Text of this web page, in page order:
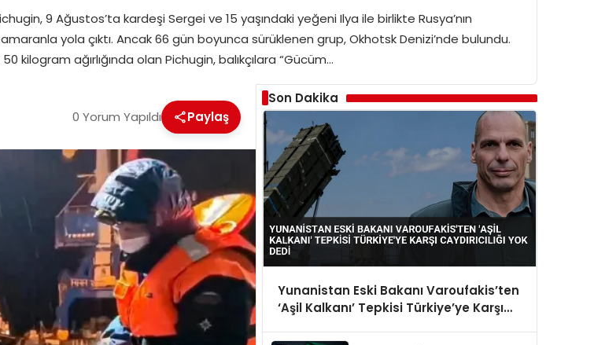
9 Ağustos’ta kardeşi Sergei ve 15 yaşındaki yeğeni Ilya ile birlikte Rusya’nın
yola çıktı. Ancak 66 gün boyunca sürüklenen grup, Okhotsk Denizi’nde bulundu.
kilogram ağırlığında olan Pichugin, balıkçılara “Gücüm…
0 Yorum Yapıldı Paylaş
Son Dakika
Yunanistan Eski Bakanı Varoufakis’ten
‘Aşil Kalkanı’ Tepkisi Türkiye’ye Karşı